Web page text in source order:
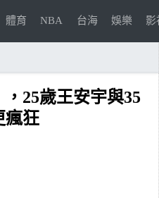
體育 NBA 台海 娛樂 影
25歲王安宇與35
瘋狂